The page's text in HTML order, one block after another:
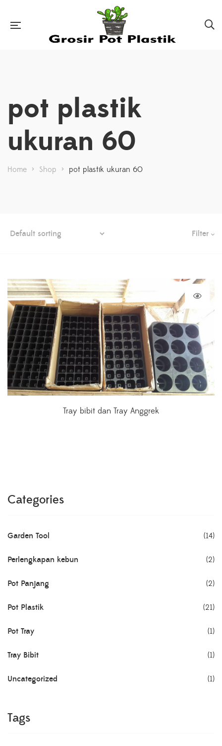
pot plastik
ukuran 60
Home > Shop > pot plastik ukuran 60
Filter
Tray bibit dan Tray Anggrek
Categories
Garden Tool (14)
Perlengkapan kebun (2)
Pot Panjang (2)
Pot Plastik (21)
Pot Tray (1)
Tray Bibit (1)
Uncategorized (1)
Tags